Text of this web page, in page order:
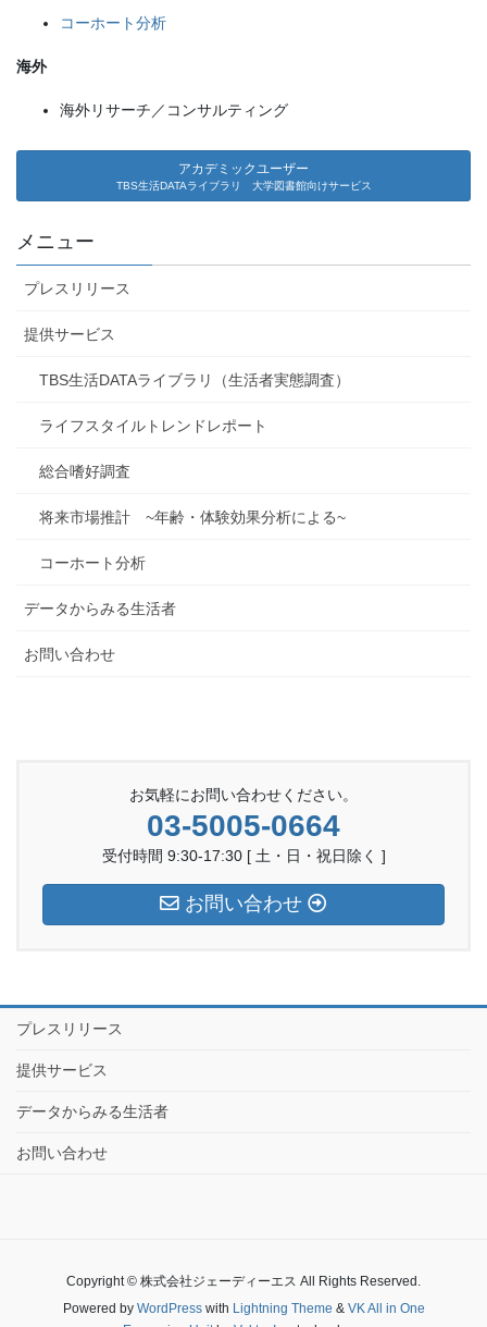
コーホート分析
海外
海外リサーチ／コンサルティング
アカデミックユーザー
TBS生活DATAライブラリ 大学図書館向けサービス
メニュー
プレスリリース
提供サービス
TBS生活DATAライブラリ（生活者実態調査）
ライフスタイルトレンドレポート
総合嗜好調査
将来市場推計 ~年齢・体験効果分析による~
コーホート分析
データからみる生活者
お問い合わせ
お気軽にお問い合わせください。
03-5005-0664
受付時間 9:30-17:30 [ 土・日・祝日除く ]
お問い合わせ
プレスリリース
提供サービス
データからみる生活者
お問い合わせ
Copyright © 株式会社ジェーディーエス All Rights Reserved.
Powered by WordPresswith Lightning Theme & VK All in One